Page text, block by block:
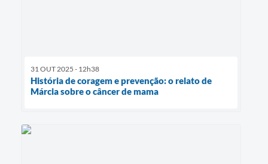
31 OUT 2025 - 12h38
História de coragem e prevenção: o relato de
Márcia sobre o câncer de mama